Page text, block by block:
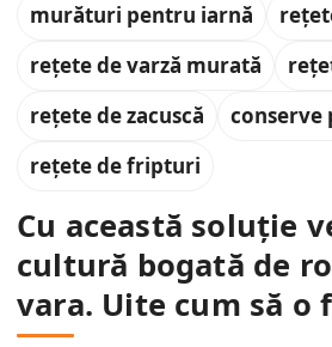
murături pentru iarnă
rețete de varză murată
rețete de zacuscă
conserve
rețete de fripturi
Cu această soluție
cultură bogată de
vara. Uite cum să o